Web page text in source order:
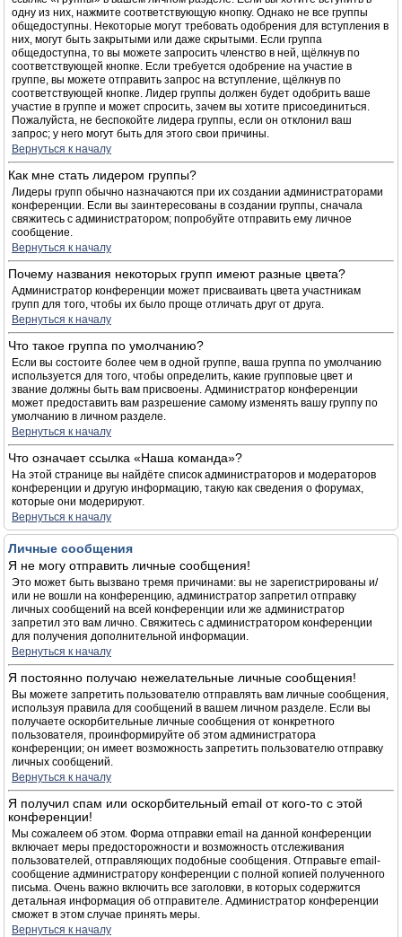
одну из них, нажмите соответствующую кнопку. Однако не все группы
общедоступны. Некоторые могут требовать одобрения для вступления в
них, могут быть закрытыми или даже скрытыми. Если группа
общедоступна, то вы можете запросить членство в ней, щёлкнув по
соответствующей кнопке. Если требуется одобрение на участие в
группе, вы можете отправить запрос на вступление, щёлкнув по
соответствующей кнопке. Лидер группы должен будет одобрить ваше
участие в группе и может спросить, зачем вы хотите присоединиться.
Пожалуйста, не беспокойте лидера группы, если он отклонил ваш
запрос; у него могут быть для этого свои причины.
Вернуться к началу
Как мне стать лидером группы?
Лидеры групп обычно назначаются при их создании администраторами
конференции. Если вы заинтересованы в создании группы, сначала
свяжитесь с администратором; попробуйте отправить ему личное
сообщение.
Вернуться к началу
Почему названия некоторых групп имеют разные цвета?
Администратор конференции может присваивать цвета участникам
групп для того, чтобы их было проще отличать друг от друга.
Вернуться к началу
Что такое группа по умолчанию?
Если вы состоите более чем в одной группе, ваша группа по умолчанию
используется для того, чтобы определить, какие групповые цвет и
звание должны быть вам присвоены. Администратор конференции
может предоставить вам разрешение самому изменять вашу группу по
умолчанию в личном разделе.
Вернуться к началу
Что означает ссылка «Наша команда»?
На этой странице вы найдёте список администраторов и модераторов
конференции и другую информацию, такую как сведения о форумах,
которые они модерируют.
Вернуться к началу
Личные сообщения
Я не могу отправить личные сообщения!
Это может быть вызвано тремя причинами: вы не зарегистрированы и/
или не вошли на конференцию, администратор запретил отправку
личных сообщений на всей конференции или же администратор
запретил это вам лично. Свяжитесь с администратором конференции
для получения дополнительной информации.
Вернуться к началу
Я постоянно получаю нежелательные личные сообщения!
Вы можете запретить пользователю отправлять вам личные сообщения,
используя правила для сообщений в вашем личном разделе. Если вы
получаете оскорбительные личные сообщения от конкретного
пользователя, проинформируйте об этом администратора
конференции; он имеет возможность запретить пользователю отправку
личных сообщений.
Вернуться к началу
Я получил спам или оскорбительный email от кого-то с этой
конференции!
Мы сожалеем об этом. Форма отправки email на данной конференции
включает меры предосторожности и возможность отслеживания
пользователей, отправляющих подобные сообщения. Отправьте email-
сообщение администратору конференции с полной копией полученного
письма. Очень важно включить все заголовки, в которых содержится
детальная информация об отправителе. Администратор конференции
сможет в этом случае принять меры.
Вернуться к началу